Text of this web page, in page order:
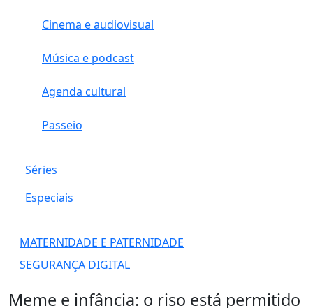
Cinema e audiovisual
Música e podcast
Agenda cultural
Passeio
Séries
Especiais
MATERNIDADE E PATERNIDADE
SEGURANÇA DIGITAL
Meme e infância: o riso está permitido